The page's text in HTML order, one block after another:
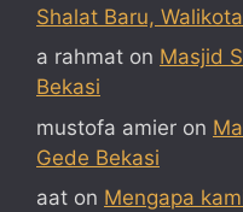
Shalat Baru,
a rahmat on Masjid
Bekasi
mustofa amier on
Gede Bekasi
aat on Mengapa